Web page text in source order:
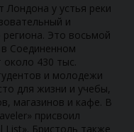
Лондона у устья реки
и
региона. Это восьмой
в Соединенном
около 430 тыс.
и молодежи
для жизни и учебы,
магазинов и кафе. В
присвоил
Бристоль также